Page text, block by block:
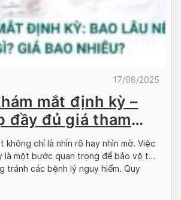
17/08/2025
mắt định kỳ –
đầy đủ giá tham
không chỉ là nhìn rõ hay nhìn mờ. Việc
là một bước quan trọng để bảo vệ thị
tránh các bệnh lý nguy hiểm. Quy
gì và chi phí khám mắt định kỳ